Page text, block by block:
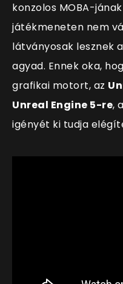
konzolos MOBA-
játékmeneten nem
látványosak lesznek
agyad. Ennek oka,
grafikai motort, az
Unreal Engine 5-re,
igényét ki tudja